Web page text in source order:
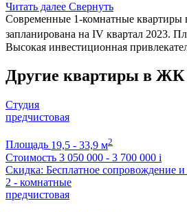
Читать далее Свернуть
Современные 1-комнатные квартиры
запланирована на IV квартал 2023.
Высокая инвестиционная
Другие квартиры в
Студия
предчистовая
Площадь 19,5 - 33,9 м2
Стоимость 3 050 000 - 3 700 000 i
Скидка: Бесплатное сопровождение
2 - комнатные
предчистовая